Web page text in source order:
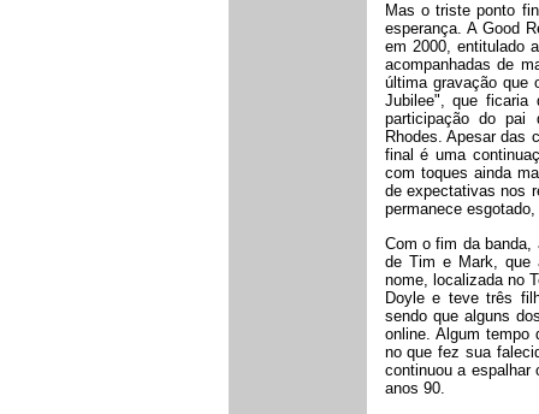
Mas o triste ponto
esperança. A Good
em 2000, entitulado
acompanhadas de
última gravação que
Jubilee", que
participação do pai
Rhodes. Apesar das
final é uma
com toques ainda
de expectativas nos
permanece
Com o fim da
de Tim e Mark, que
nome, localizada no
Doyle e teve três
sendo que alguns
online. Algum tempo
no que fez sua
continuou a espalhar
anos 90.